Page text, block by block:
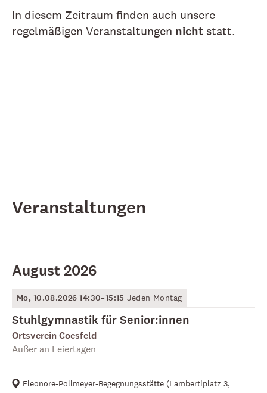
In diesem Zeitraum finden auch unsere
regelmäßigen Veranstaltungen nicht statt.
Veranstaltungen
August 2026
Mo, 10.08.2026 14:30–15:15 Jeden Montag
Stuhlgymnastik für Senior:innen
Ortsverein Coesfeld
Außer an Feiertagen
Eleonore-Pollmeyer-Begegnungsstätte (Lambertiplatz 3,